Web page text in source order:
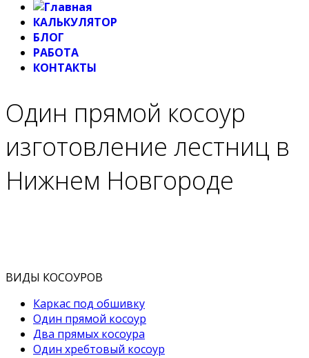
КАЛЬКУЛЯТОР
БЛОГ
РАБОТА
КОНТАКТЫ
Один прямой косоур
изготовление лестниц в
Нижнем Новгороде
ВИДЫ КОСОУРОВ
Каркас под обшивку
Один прямой косоур
Два прямых косоура
Один хребтовый косоур